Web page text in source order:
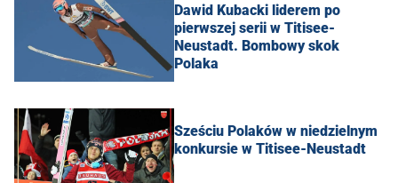
Dawid Kubacki liderem po
pierwszej serii w Titisee-
Neustadt. Bombowy skok
Polaka
Sześciu Polaków w niedzielnym
konkursie w Titisee-Neustadt